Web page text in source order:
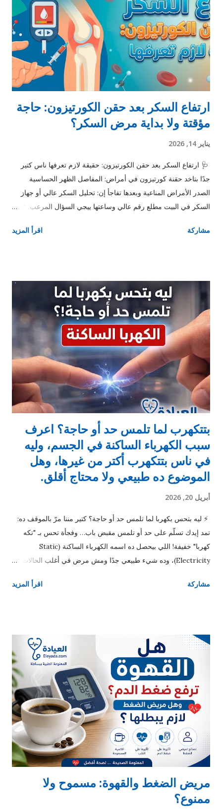
مشاكل في العمود الفقري: زي الديسك أو الضغط على الأعصاب. 5.
القلق والتوتر: ممكن يسببوا تنميل أو وخز نتيجة شد العضلات وتوتر
الأعصاب. 6. أمراض عصبية أو مناعية: زي التهاب الأعصاب أو التصلب
المتعدد. 7. الجلطات: التنميل المفاجئ في نصف الجسم مع أعراض
أخرى...
ارتفاع السكر بعد حقن الكورتيزون: حاجة
مؤقتة ولا بداية مرض السكر؟
يناير 14, 2026
🩺 ارتفاع السكر بعد حقن الكورتيزون: حقيقة لازم تعرفها ناس كتير
جدًا بتاخد حقنة كورتيزون في أمراض: المفاصل الظهر الحساسية
الصدر الأمراض المناعية وبعدها تفاجأ إن: تحليل السكر عالي أو جهاز
السكر في البيت مطلع رقم عالي وساعتها ييجي السؤال المرعب: “هو
مؤقت في السكر بسبب الكورتيزون، مش مرض سكر دائم. 🔹 يعني
الدرجة والمدة بتختلف. 🔹 الكورتيزون بيرفع السكر إزاي؟ الكورتيزون
بيعمل 3 حاجات مهمين: يخلي الكبد يطلع سكر أكتر يقلل تأثير
الإنسولين يخلي الخلايا كسلانة في استخدام السكر فالنتيجة: السكر
يعلى في الدم حتى لو البنكرياس سليم وده سبب شائع جدًا لارتفاع
السكر المفاجئ بعد الحقن. 🔹 هل كل حقن الكورتيزون ترفع السكر؟
لا، بس: كل ما الجرعة أعلى وكل ما المفعول أطول وكل ما المريض
عنده استعداد الاحتمال يزيد 👉 أكتر أنواع بتعمل كده: حقن الم...
مشاركة اقرأ المزيد
بتتكهرب لما تلمس حد أو حاجة؟ اعرف
سبب الكهرباء الساكنة في الجسم، وليه
في ناس بتتكهرب أكتر من غيرها، وهل
الموضوع ده طبيعي ولا محتاج أقلق.
أبريل 20, 2026
⚡ ليه بتحس بكهربا لما تلمس حد أو حاجة؟ كتير مننا مرّ بالموقف ده:
تمد إيدك تسلّم على حد أو تلمس مقبض باب… وفجأة تحس بـ "تكه
كهربا" خفيفة! اللي بيحصل ده اسمه الكهرباء الساكنة (Static
Electricity)، وده شيء طبيعي جدًا ومش مرض في أغلب الحالات. ⚡
كهربائية على سطح الجسم. جسمك بيجمع شحنات كهربائية بسبب
نتيجة إن الكهرباء الساكنة بتنتج من انتقال الإلكترونات بين الأسطح
المختلفة بسبب الاحتكاك. ⚡ ليه بتحصل أكتر في الشتاء؟ الظاهرة دي
بتظهر أكتر في الشتاء، وده بسبب: الجو بيكون ناشف (رطوبة قليلة)
الهواء الجاف بيساعد على تراكم الشحنات لبس الصوف والبطاطين
بيزود الاحتكاك ⚡ ليه في ناس بتتكهرب أكتر من ناس؟ في عوامل
بتخلي بعض الناس تحس بالكهربا أكتر: 1. نوع الملابس الأقمشة
الصناعية (زي البوليستر) بتولد شحنات أكتر القطن بيقلل المشكلة 2.
نوع الأحذية الأحذية العازلة ...
مشاركة اقرأ المزيد
مريض الضغط والقهوة: مسموح ولا
ممنوع؟